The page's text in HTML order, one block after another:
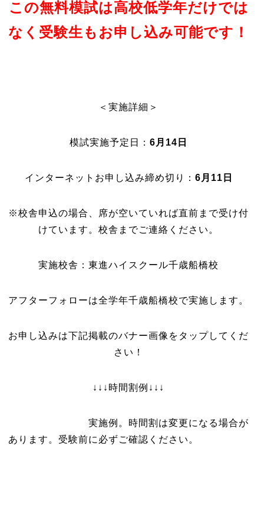
この無料模試は高校低学年だけでは
なく受験生もお申し込み可能です！
＜実施詳細＞
模試実施予定日：6月14日
インターネットお申し込み締め切り： 6 月11日
※校舎申込の場合、席が空いていれば直前まで受け付
けています。校舎までご連絡ください。
実施校舎：東進ハイスクール千歳船橋校
アフターフォローは全学年千歳船橋校で実施します。
お申し込みは下記掲載のバナー画像をタップしてくだ
さい！
↓↓↓時間割例↓↓↓
実施例。時間割は変更になる場合が
あります。受験前に必ずご確認ください。